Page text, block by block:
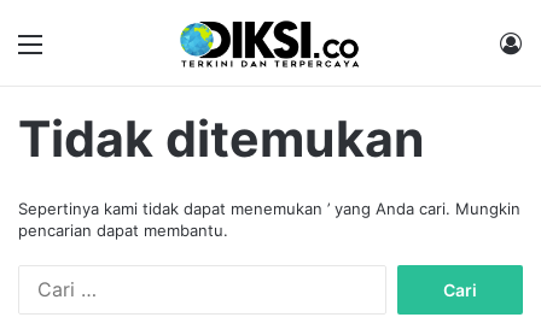
Tidak ditemukan
Sepertinya kami tidak dapat menemukan ’ yang Anda cari. Mungkin
pencarian dapat membantu.